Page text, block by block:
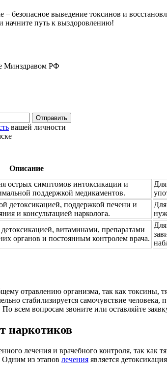
– безопасное выведение токсинов и
начните путь к выздоровлению!
Минздравом РФ
Отправить
вашей личности
Описание
острых симптомов интоксикации и
поддержкой медикаментов.
детоксикацией, поддержкой печени и
и консультацией нарколога.
витаминами, препаратами
органов и постоянным контролем врача.
отравлению организма, так как токсины,
стабилизируется самочувствие
всем вопросам звоните или оставляйте
наркотиков
лечения и врачебного контроля, так
Одним из этапов лечения является